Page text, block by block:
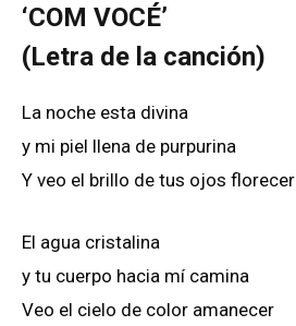
‘COM VOCÉ’
(Letra de la canción)
La noche esta divina
y mi piel llena de purpurina
Y veo el brillo de tus ojos florecer
El agua cristalina
y tu cuerpo hacia mí camina
Veo el cielo de color amanecer